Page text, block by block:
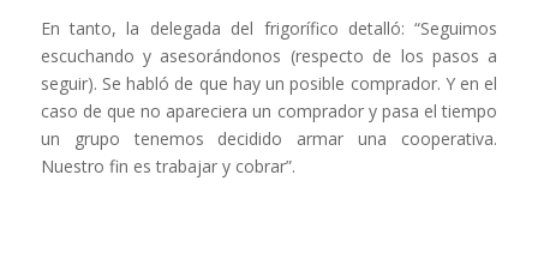
En tanto, la delegada del frigorífico detalló: “Seguimos
escuchando y asesorándonos (respecto de los pasos a
seguir). Se habló de que hay un posible comprador. Y en el
caso de que no apareciera un comprador y pasa el tiempo
un grupo tenemos decidido armar una cooperativa.
Nuestro fin es trabajar y cobrar”.